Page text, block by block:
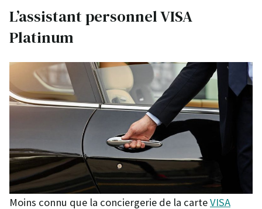
L’assistant personnel VISA
Platinum
Moins connu que la conciergerie de la carteVISA